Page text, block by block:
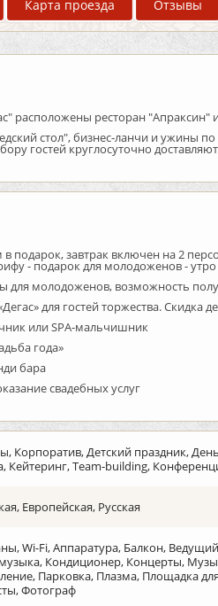
Карта проезда Отзывы
расположены ресторан "Апраксин"
стол", бизнес-ланчи и ужины
гостей круглосуточно
подарок, завтрак включен на 2
- подарок для молодоженов -
для молодоженов, возможность
для гостей торжества. Скидка
или SPA-мальчишник
года»
бара
свадебных услуг
Корпоратив, Детский праздник,
Кейтеринг, Team-building,
Европейская, Русская
Wi-Fi, Аппаратура, Балкон,
Кондиционер, Концерты,
Парковка, Плазма, Площадка
Фотограф